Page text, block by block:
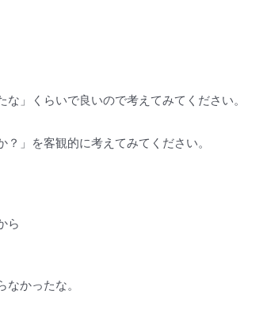
」くらいで良いので考えてみてください。
」を客観的に考えてみてください。
ら
かったな。